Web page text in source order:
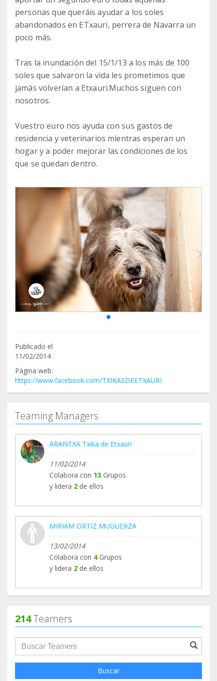
personas que queráis ayudar a los soles
abandonados en ETxauri, perrera de Navarra un
poco más.
Tras la inundación del 15/1/13 a los más de 100
soles que salvaron la vida les prometimos que
jamás volverían a Etxauri.Muchos siguen con
nosotros.
Vuestro euro nos ayuda con sus gastos de
residencia y veterinarios mientras esperan un
hogar y a poder mejorar las condiciones de los
que se quedan dentro.
Publicado el
11/02/2014
Página web:
https://www.facebook.com/TXIKASDEETXAURI
Teaming Managers
ARANTXA Txika de Etxauri
11/02/2014
Colabora con 13 Grupos
y lidera 2 de ellos
MIRIAM ORTIZ MUGUERZA
13/02/2014
Colabora con 4Grupos
y lidera 2 de ellos
214Teamers
groupProfile.searchForm.search.text???
Buscar